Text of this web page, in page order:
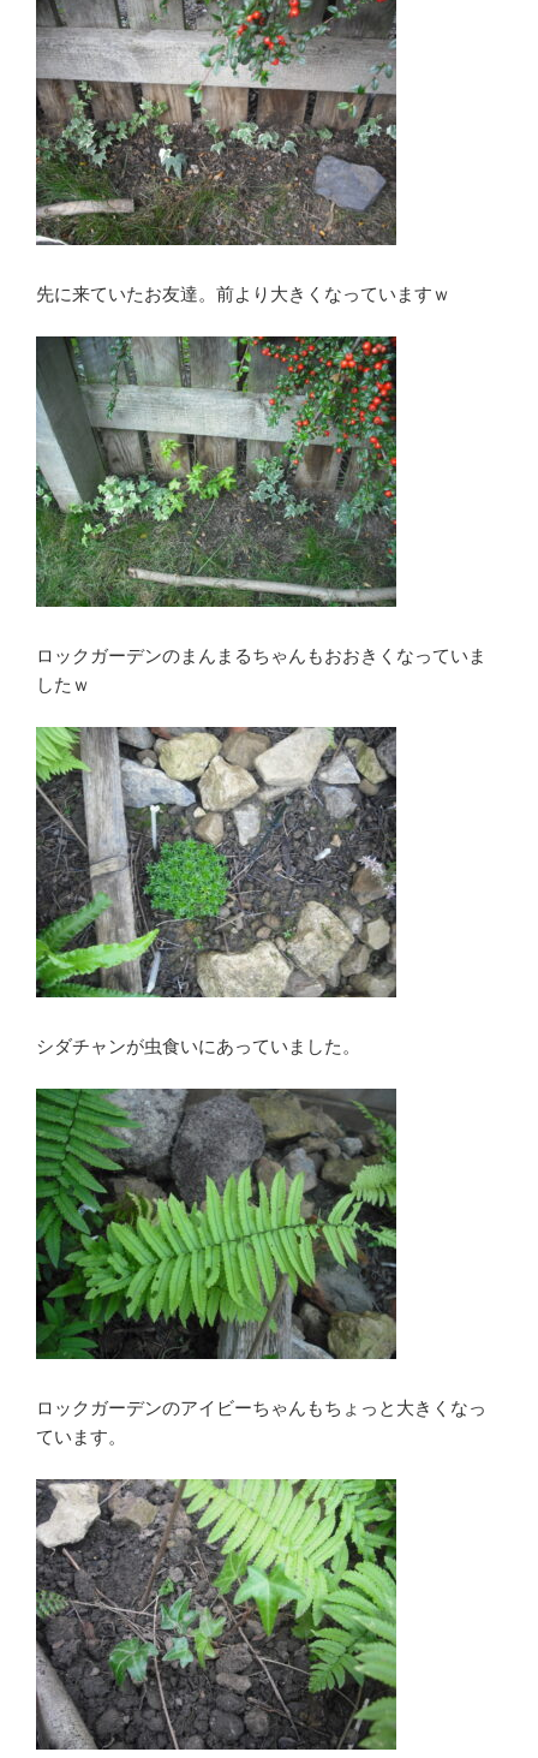
先に来ていたお友達。前より大きくなっていますｗ
ロックガーデンのまんまるちゃんもおおきくなっていま
したｗ
シダチャンが虫食いにあっていました。
ロックガーデンのアイビーちゃんもちょっと大きくなっ
ています。